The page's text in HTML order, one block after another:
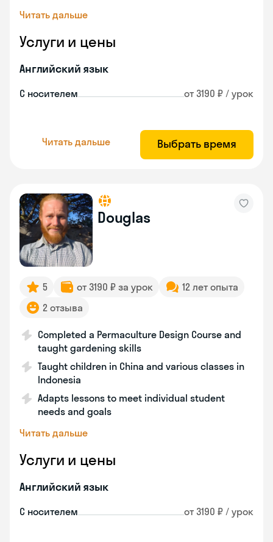
Читать дальше
Услуги и цены
Английский язык
С носителем от 3190 ₽ / урок
Читать дальше Выбрать время
Douglas
5 от 3190 ₽ за урок
12 лет опыта
2 отзыва
Completed a Permaculture Design Course and
taught gardening skills
Taught children in China and various classes in
Indonesia
Adapts lessons to meet individual student
needs and goals
Читать дальше
Услуги и цены
Английский язык
С носителем от 3190 ₽ / урок